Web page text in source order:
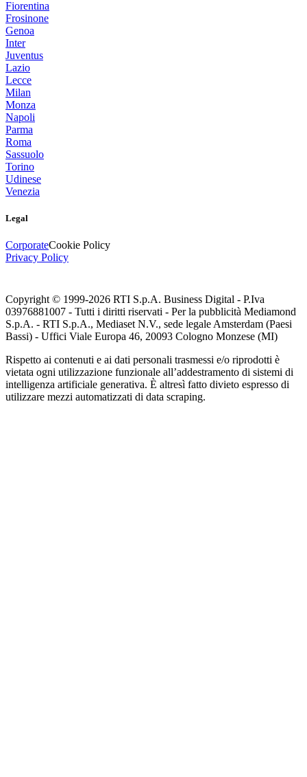
Fiorentina
Frosinone
Genoa
Inter
Juventus
Lazio
Lecce
Milan
Monza
Napoli
Parma
Roma
Sassuolo
Torino
Udinese
Venezia
Legal
CorporateCookie Policy
Privacy Policy
Copyright © 1999-2026 RTI S.p.A. Business Digital - P.Iva
03976881007 - Tutti i diritti riservati - Per la pubblicità Mediamond
S.p.A. - RTI S.p.A., Mediaset N.V., sede legale Amsterdam (Paesi
Bassi) - Uffici Viale Europa 46, 20093 Cologno Monzese (MI)
Rispetto ai contenuti e ai dati personali trasmessi e/o riprodotti è
vietata ogni utilizzazione funzionale all’addestramento di sistemi di
intelligenza artificiale generativa. È altresì fatto divieto espresso di
utilizzare mezzi automatizzati di data scraping.